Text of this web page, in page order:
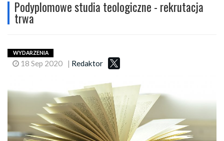
Podyplomowe studia teologiczne - rekrutacja
trwa
WYDARZENIA
18 Sep 2020 | Redaktor